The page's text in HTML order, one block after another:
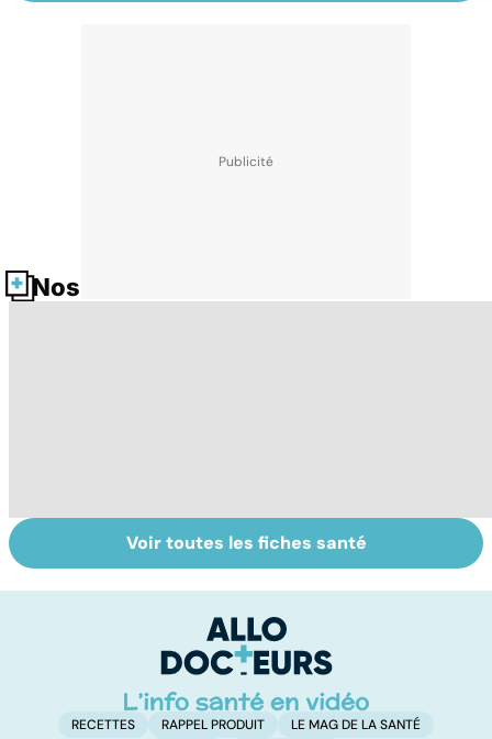
Nos fiches santé
Comment tenir
ses bonnes
Régimes
végétarien,
bénéfices pour la
santé ?
Voir toutes les fiches santé
RECETTES RAPPEL PRODUIT LE MAG DE LA SANTÉ